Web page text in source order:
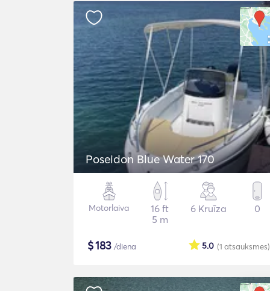
Poseidon Blue Water 170
Motorlaiva
16 ft
5 m
6 Kruīza 0
$183 /diena (1 atsauksmes)
5.0